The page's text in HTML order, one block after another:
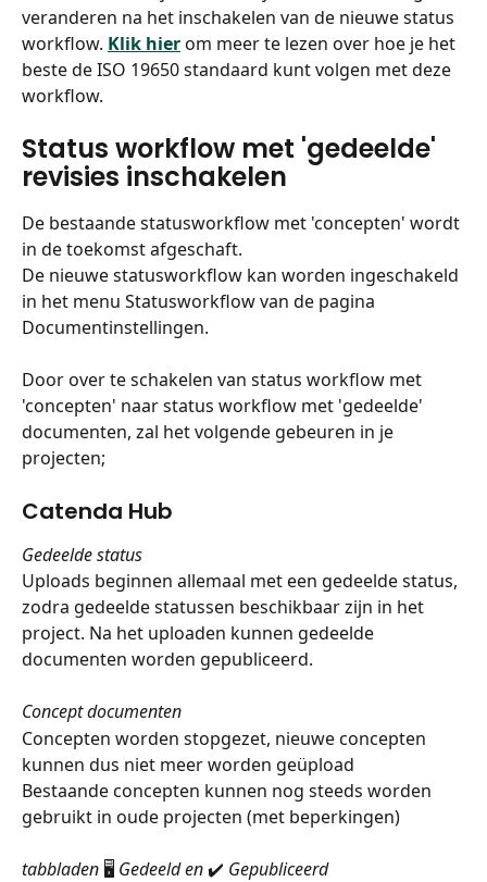
veranderen na het inschakelen van de nieuwe status
workflow. Klik hier om meer te lezen over hoe je het
beste de ISO 19650 standaard kunt volgen met deze
workflow.
Status workflow met 'gedeelde'
revisies inschakelen
De bestaande statusworkflow met 'concepten' wordt
in de toekomst afgeschaft.
De nieuwe statusworkflow kan worden ingeschakeld
in het menu Statusworkflow van de pagina
Documentinstellingen.
Door over te schakelen van status workflow met
'concepten' naar status workflow met 'gedeelde'
documenten, zal het volgende gebeuren in je
projecten;
Catenda Hub
Gedeelde status
Uploads beginnen allemaal met een gedeelde status,
zodra gedeelde statussen beschikbaar zijn in het
project. Na het uploaden kunnen gedeelde
documenten worden gepubliceerd.
Concept documenten
Concepten worden stopgezet, nieuwe concepten
kunnen dus niet meer worden geüpload
Bestaande concepten kunnen nog steeds worden
gebruikt in oude projecten (met beperkingen)
tabbladen 🖥️ Gedeeld en ✔️ Gepubliceerd